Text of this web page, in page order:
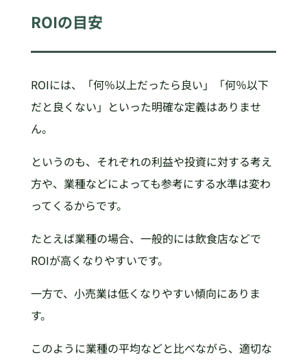
ROIの目安
ROIには、「何％以上だったら良い」「何％以下
だと良くない」といった明確な定義はありませ
ん。
というのも、それぞれの利益や投資に対する考え
方や、業種などによっても参考にする水準は変わ
ってくるからです。
たとえば業種の場合、一般的には飲食店などで
ROIが高くなりやすいです。
一方で、小売業は低くなりやすい傾向にありま
す。
このように業種の平均などと比べながら、適切な